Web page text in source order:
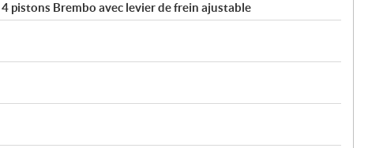
pistons Brembo avec levier de frein ajustable